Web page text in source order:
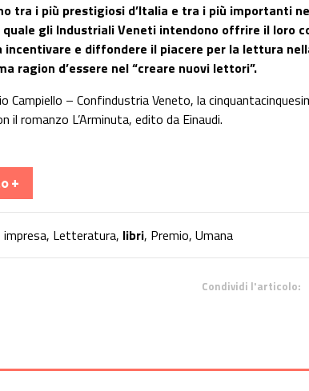
tra i più prestigiosi d’Italia e tra i più importanti
quale gli Industriali Veneti intendono offrire il loro
e diffondere il piacere per la lettura
ragion d’essere nel “creare nuovi lettori”.
Campiello – Confindustria Veneto, la
il romanzo L’Arminuta, edito da Einaudi.
+
impresa, Letteratura, libri, Premio, Umana
Condividi l'articolo: